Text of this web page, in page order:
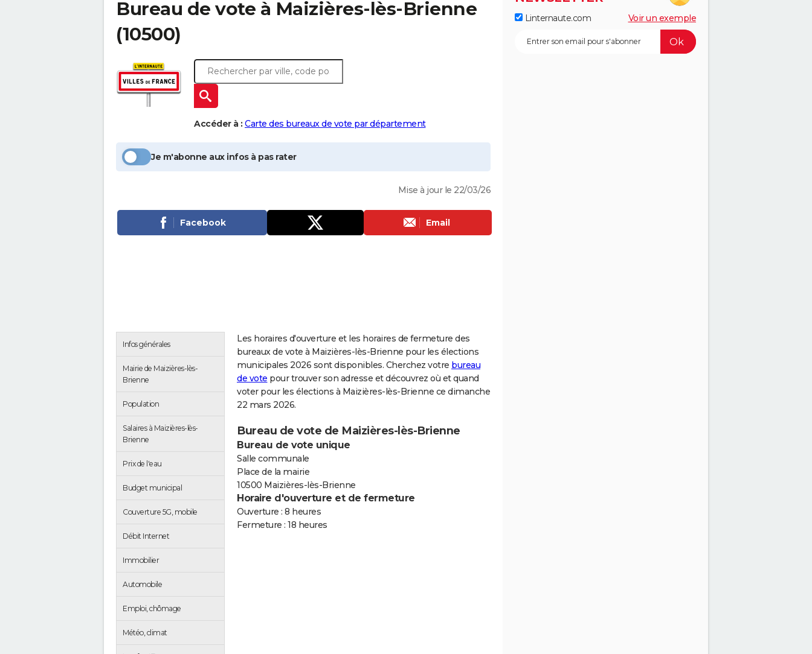
Bureau de vote à Maizières-lès-Brienne
(10500)
Accéder à : Carte des bureaux de vote par département
Je m'abonne aux infos à pas rater
Mise à jour le 22/03/26
Facebook Email
Infos générales
Mairie de Maizières-lès-
Brienne
Population
Salaires à Maizières-lès-
Brienne
Prix de l'eau
Budget municipal
Couverture 5G, mobile
Débit Internet
Immobilier
Automobile
Emploi, chômage
Météo, climat
Les horaires d'ouverture et les horaires de fermeture des
bureaux de vote à Maizières-lès-Brienne pour les élections
municipales 2026 sont disponibles. Cherchez votre bureau
de vote pour trouver son adresse et découvrez où et quand
voter pour les élections à Maizières-lès-Brienne ce dimanche
22 mars 2026.
Bureau de vote de Maizières-lès-Brienne
Bureau de vote unique
Salle communale
Place de la mairie
10500 Maizières-lès-Brienne
Horaire d'ouverture et de fermeture
Ouverture : 8 heures
Fermeture : 18 heures
Linternaute.com Voir un exemple